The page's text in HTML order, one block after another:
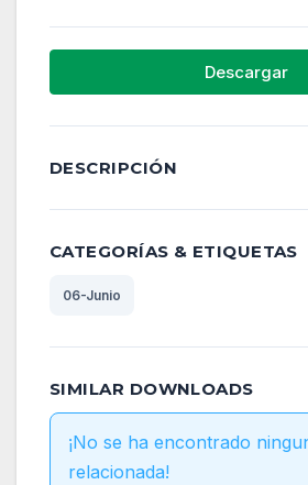
Descargar
DESCRIPCIÓN
CATEGORÍAS & ETIQUETAS
06-Junio
SIMILAR DOWNLOADS
¡No se ha encontrado
relacionada!